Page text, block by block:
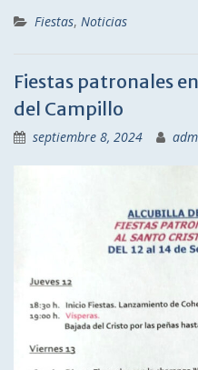
Fiestas, Noticias
Fiestas patronales
del Campillo
septiembre 8, 2024